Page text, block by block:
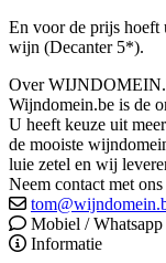
En voor de prijs hoeft
wijn (Decanter 5*).
Over
Wijndomein.be is de
U heeft keuze uit
de mooiste
luie zetel en wij
Neem contact met
Mobiel / Whatsapp
Informatie